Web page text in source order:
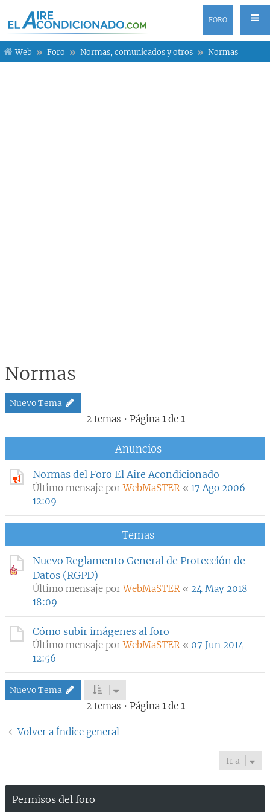
FORO
Web Foro Normas, comunicados y otros Normas
Normas
Nuevo Tema
2 temas • Página 1de 1
Anuncios
Normas del Foro El Aire Acondicionado
Último mensaje porWebMaSTER « 17 Ago 2006
12:09
Temas
Nuevo Reglamento General de Protección de
Datos (RGPD)
Último mensaje porWebMaSTER « 24 May 2018
18:09
Cómo subir imágenes al foro
Último mensaje porWebMaSTER « 07 Jun 2014
12:56
Nuevo Tema
2 temas • Página 1de 1
Volver a Índice general
Ir a
Permisos del foro